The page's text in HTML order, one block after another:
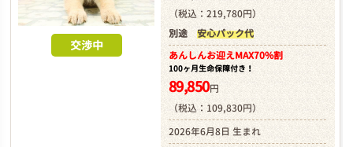
交渉中
（税込：219,780円）
別途 安心パック代
あんしんお迎えMAX70%割
100ヶ月生命保障付き！
89,850円
（税込：109,830円）
2026年6月8日 生まれ